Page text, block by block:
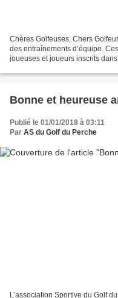
Chères Golfeuses, Chers
des entraînements d’équipe.
joueuses et joueurs inscrits
Bonne et heureuse
Publié le 01/01/2018 à 03:11
Par AS du Golf du Perche
L’association Sportive du Golf